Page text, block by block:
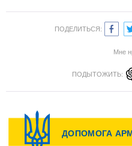
ПОДЕЛИТЬСЯ:
Мне
ПОДЫТОЖИТЬ: